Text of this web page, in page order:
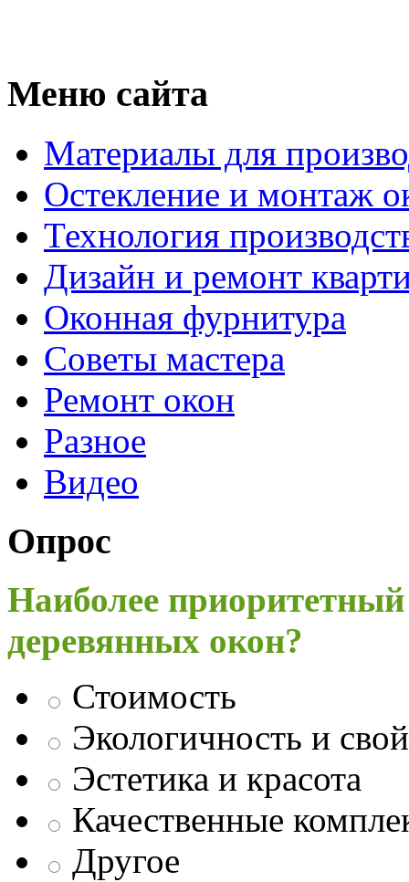
Меню сайта
Материалы для
Остекление и монтаж
Технология
Дизайн и ремонт
Оконная фурнитура
Советы мастера
Ремонт окон
Разное
Видео
Опрос
Наиболее
деревянных окон?
Стоимость
Экологичность и
Эстетика и красота
Качественные
Другое